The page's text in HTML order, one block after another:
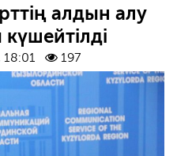
алдын алу
197